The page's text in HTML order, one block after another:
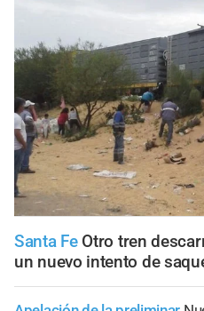
Santa Fe Otro tren
un nuevo intento de